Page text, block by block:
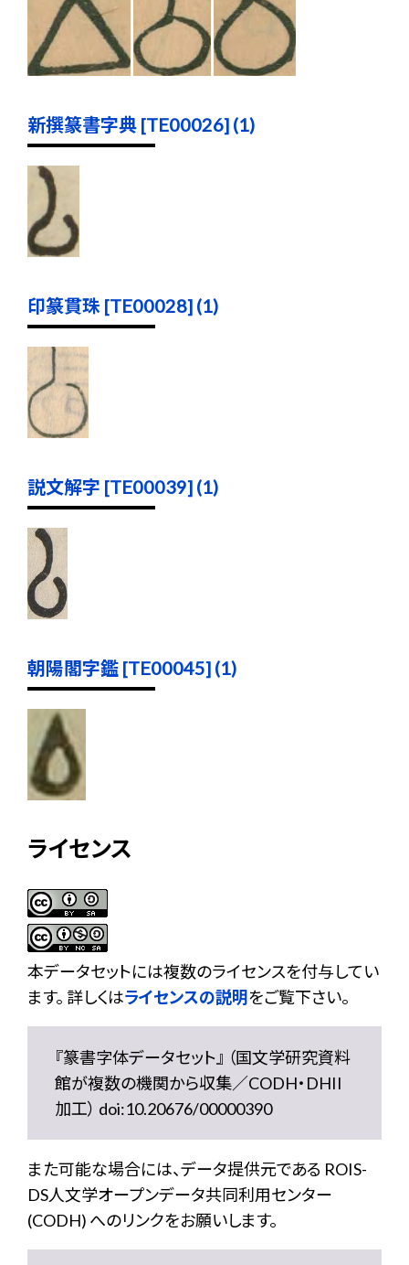
新撰篆書字典 [TE00026] (1)
印篆貫珠 [TE00028] (1)
説文解字 [TE00039] (1)
朝陽閣字鑑 [TE00045] (1)
ライセンス
本データセットには複数のライセンスを付与してい
ます。 詳しくはライセンスの説明をご覧下さい。
『篆書字体データセット』 （国文学研究資料
館が複数の機関から収集／CODH・DHII
加工） doi:10.20676/00000390
また可能な場合には、データ提供元である ROIS-
DS人文学オープンデータ共同利用センター
(CODH) へのリンクをお願いします。